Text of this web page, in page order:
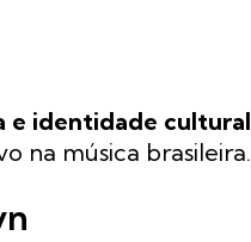
e identidade cultural
na música brasileira.